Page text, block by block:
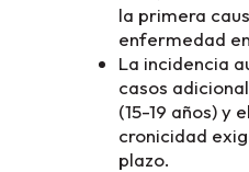
la primera
enfermedad
La incidencia
casos
(15-19 años) y
cronicidad
plazo.